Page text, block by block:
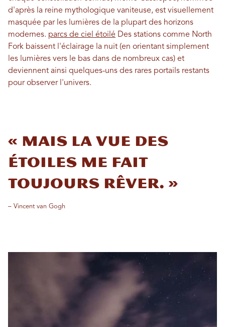
d'après la reine mythologique vaniteuse, est visuellement
masquée par les lumières de la plupart des horizons
modernes. parcs de ciel étoilé Des stations comme North
Fork baissent l'éclairage la nuit (en orientant simplement
les lumières vers le bas dans de nombreux cas) et
deviennent ainsi quelques-uns des rares portails restants
pour observer l'univers.
« Mais la vue des
étoiles me fait
toujours rêver. »
– Vincent van Gogh